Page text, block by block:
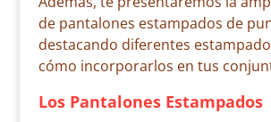
de pantalones estampados de
destacando diferentes
cómo incorporarlos en tus
Los Pantalones Estampados